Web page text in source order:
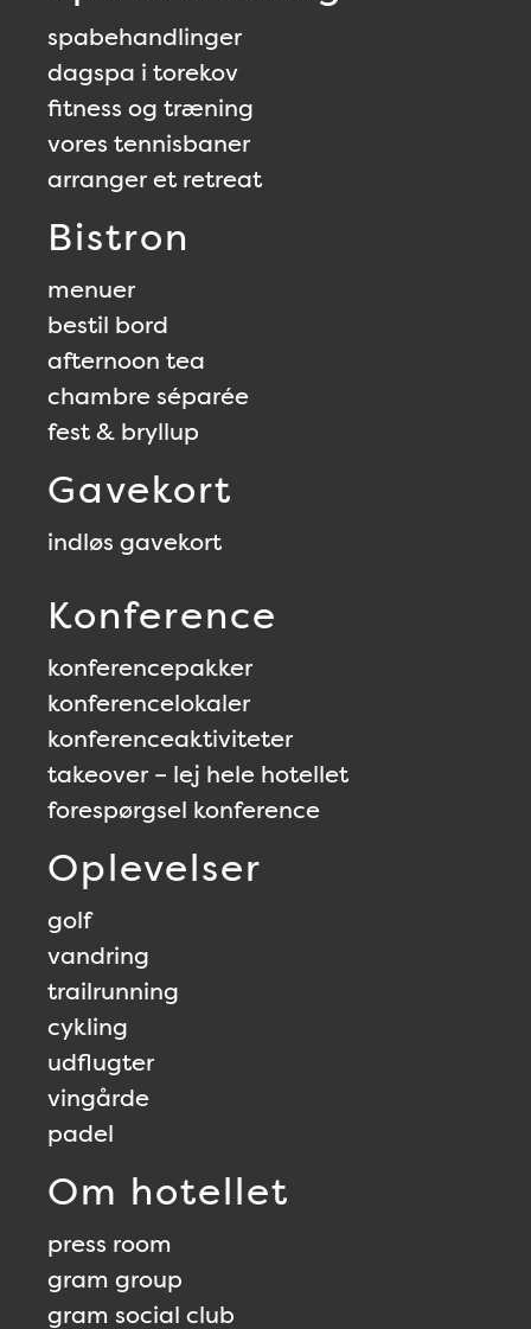
spabehandlinger
dagspa i torekov
fitness og træning
vores tennisbaner
arranger et retreat
Bistron
menuer
bestil bord
afternoon tea
chambre séparée
fest & bryllup
Gavekort
indløs gavekort
Konference
konferencepakker
konferencelokaler
konferenceaktiviteter
takeover – lej hele hotellet
forespørgsel konference
Oplevelser
golf
vandring
trailrunning
cykling
udflugter
vingårde
padel
Om hotellet
press room
gram group
gram social club